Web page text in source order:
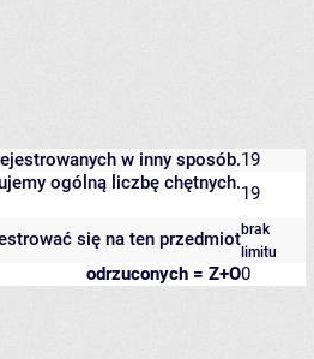
w inny sposób.19
ogólną liczbę chętnych.19
się na ten przedmiotbrak
limitu
odrzuconych = Z+O0